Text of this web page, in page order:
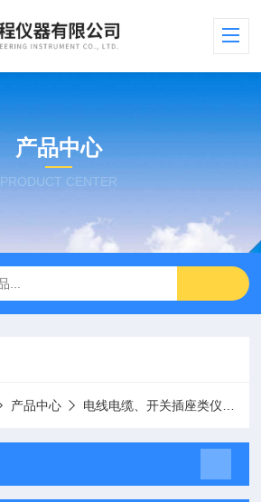
产品中心
PRODUCT CENTER
产品中心 电线电缆、开关插座类仪器